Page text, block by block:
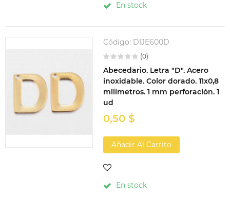
En stock
Código: DIJE600D
(0)
Abecedario. Letra "D". Acero
inoxidable. Color dorado. 11x0,8
milímetros. 1 mm perforación. 1
ud
0,50 $
Añadir Al Carrito
En stock